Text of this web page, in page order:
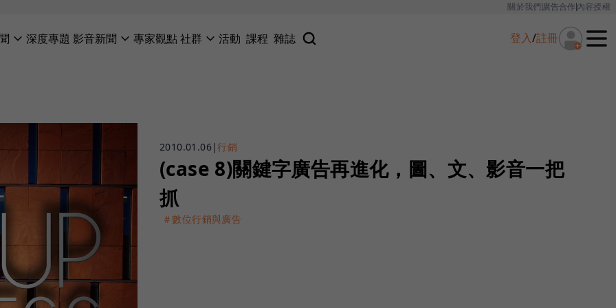
關於我們廣告合作內容授權
深度專題 影音新聞 專家觀點社群 活動 課程 雜誌 登入/註冊
2010.01.06|行銷
(case 8)關鍵字廣告再進化，圖、文、影音一把
抓
＃數位行銷與廣告